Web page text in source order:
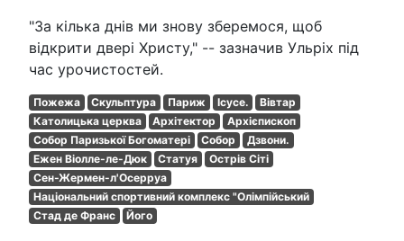
"За кілька днів ми знову зберемося, щоб
відкрити двері Христу," -- зазначив Ульріх під
час урочистостей.
Пожежа Скульптура Париж Ісусе.
Вівтар
Католицька церква
Архітектор
Архієпископ
Собор Паризької Богоматері
Собор
Дзвони.
Ежен Віолле-ле-Дюк
Статуя
Острів Сіті
Сен-Жермен-л'Осерруа
Національний спортивний комплекс "Олімпійський
Стад де Франс
Його